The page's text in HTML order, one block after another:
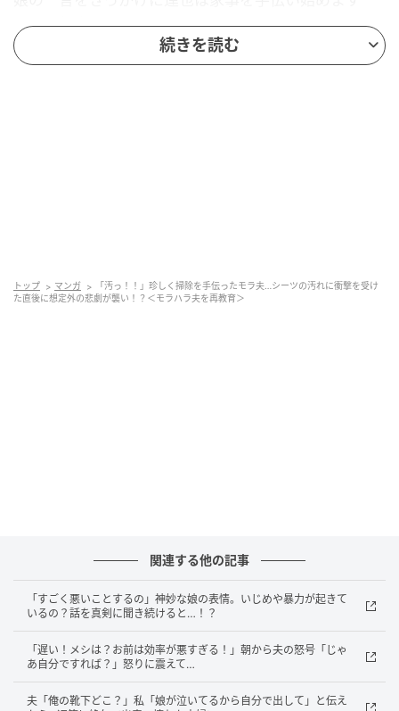
が、再教育はなかなか進展せず、まさに一進一退。
妻への思いやりを見せたかと思えば、感心する由香里
ベビーカレンダー
続きを読む
トップ マンガ
「汚っ！！」珍しく掃除を手伝ったモラ夫…シーツの汚れに衝撃を受け
た直後に想定外の悲劇が襲い！？＜モラハラ夫を再教育＞
関連する他の記事
「すごく悪いことするの」神妙な娘の表情。いじめや暴力が起きて
いるの？話を真剣に聞き続けると…！？
「遅い！メシは？お前は効率が悪すぎる！」朝から夫の怒号「じゃ
あ自分ですれば？」怒りに震えて…
夫「俺の靴下どこ？」私「娘が泣いてるから自分で出して」と伝え